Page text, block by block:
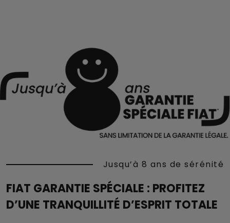
Jusqu’à 8 ans de sérénité
FIAT GARANTIE SPÉCIALE : PROFITEZ
D’UNE TRANQUILLITÉ D’ESPRIT TOTALE